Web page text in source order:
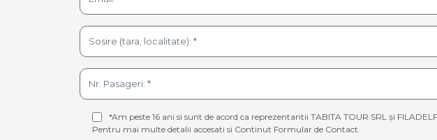
*Am peste 16 ani si sunt de acord ca reprezentantii TABITA TOUR SRL și
Pentru mai multe detalii accesati si Continut Formular de Contact.